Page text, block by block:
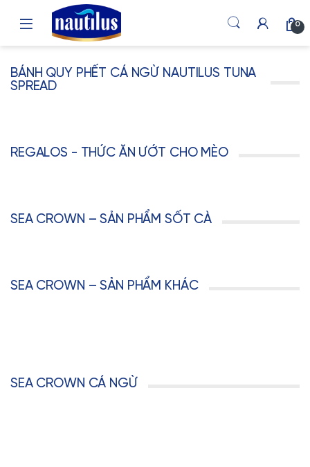
Skip to navigation
Skip to content
0
BÁNH QUY PHẾT CÁ NGỪ NAUTILUS TUNA
SPREAD
REGALOS - THỨC ĂN ƯỚT CHO MÈO
SEA CROWN – SẢN PHẨM SỐT CÀ
SEA CROWN – SẢN PHẨM KHÁC
SEA CROWN CÁ NGỪ